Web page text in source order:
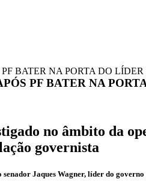
BATER NA PORTA DO
PF BATER NA
no âmbito da
governista
senadorJaques Wagner, líder do governo